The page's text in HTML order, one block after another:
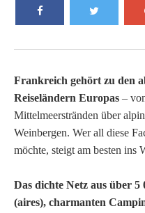
Frankreich gehört zu den
Reiseländern Europas –
Mittelmeerstränden über
Weinbergen. Wer all diese
möchte, steigt am besten ins
Das dichte Netz aus über
(aires), charmanten